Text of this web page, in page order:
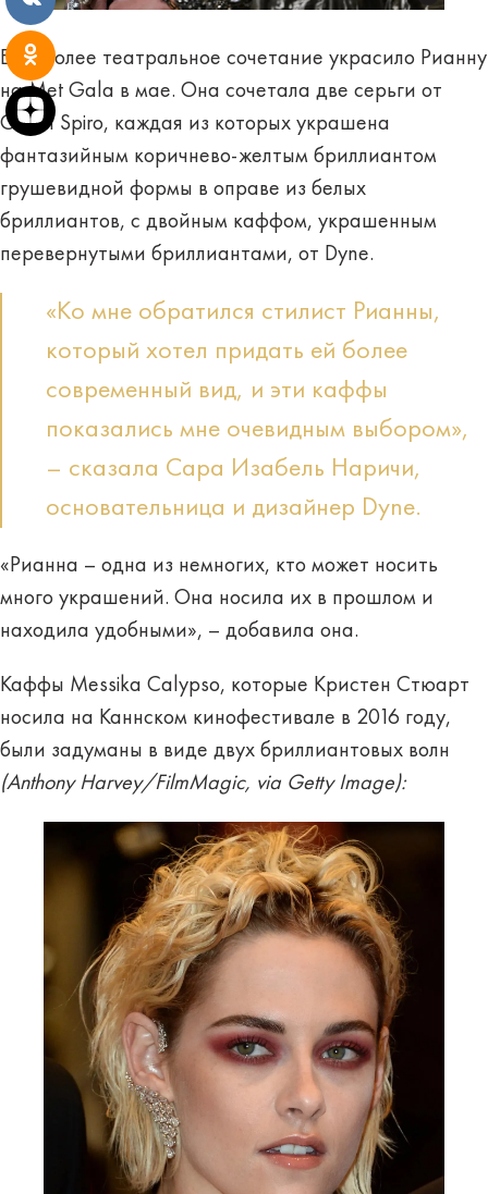
Еще более театральное сочетание украсило Рианну
на Met Gala в мае. Она сочетала две серьги от
Glenn Spiro, каждая из которых украшена
фантазийным коричнево-желтым бриллиантом
грушевидной формы в оправе из белых
бриллиантов, с двойным каффом, украшенным
перевернутыми бриллиантами, от Dyne.
«Ко мне обратился стилист Рианны,
который хотел придать ей более
современный вид, и эти каффы
показались мне очевидным выбором»,
– сказала Сара Изабель Наричи,
основательница и дизайнер Dyne.
«Рианна – одна из немногих, кто может носить
много украшений. Она носила их в прошлом и
находила удобными», – добавила она.
Каффы Messika Calypso, которые Кристен Стюарт
носила на Каннском кинофестивале в 2016 году,
были задуманы в виде двух бриллиантовых волн
(Anthony Harvey/FilmMagic, via Getty Image):